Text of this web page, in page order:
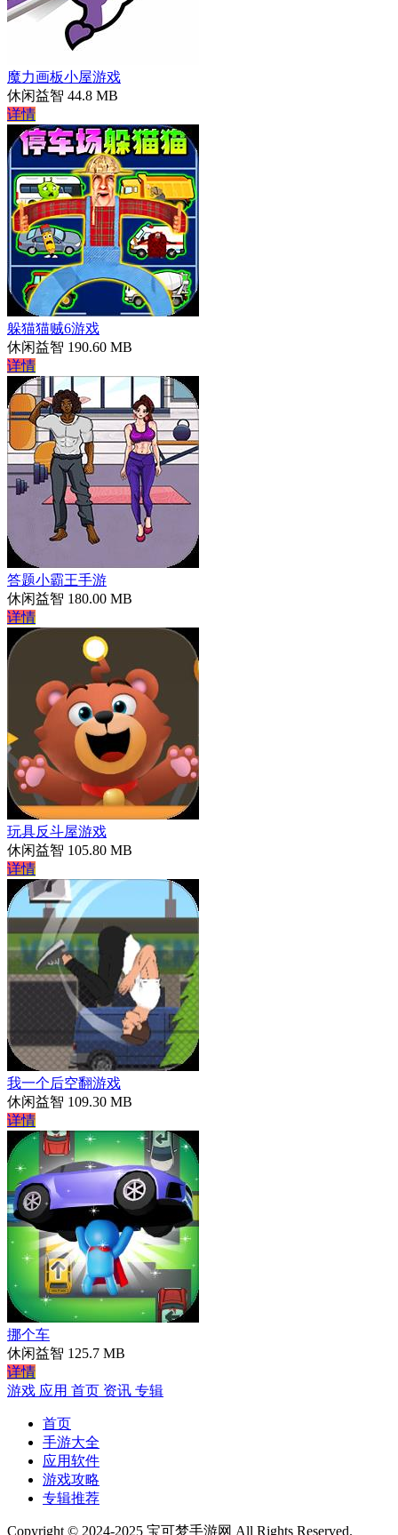
魔力画板小屋游戏
休闲益智 44.8 MB
详情
躲猫猫贼6游戏
休闲益智 190.60 MB
详情
答题小霸王手游
休闲益智 180.00 MB
详情
玩具反斗屋游戏
休闲益智 105.80 MB
详情
我一个后空翻游戏
休闲益智 109.30 MB
详情
挪个车
休闲益智 125.7 MB
详情
游戏 应用 首页 资讯 专辑
首页
手游大全
应用软件
游戏攻略
专辑推荐
Copyright © 2024-2025 宝可梦手游网 All Rights Reserved.